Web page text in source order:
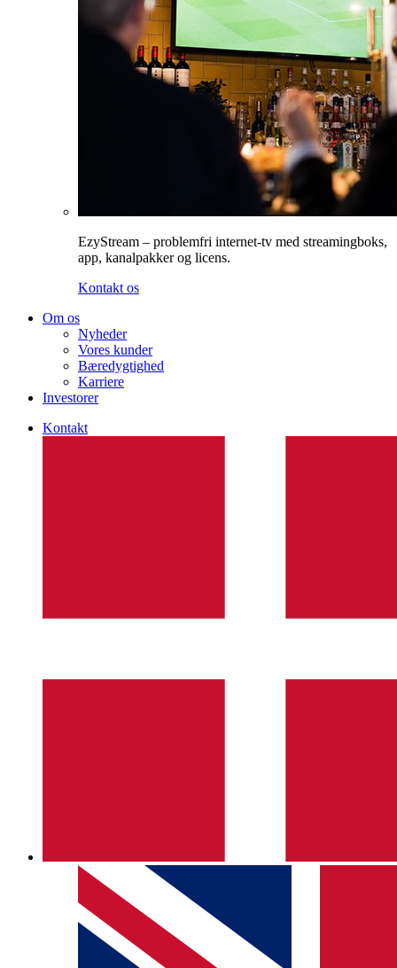
EzyStream – problemfri internet-tv med streamingboks,
app, kanalpakker og licens.
Kontakt os
Om os
Nyheder
Vores kunder
Bæredygtighed
Karriere
Investorer
Kontakt